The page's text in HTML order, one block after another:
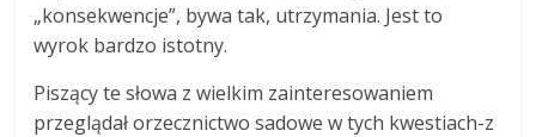
„konsekwencje”, bywa tak, utrzymania. Jest to
wyrok bardzo istotny.
Piszący te słowa z wielkim zainteresowaniem
przeglądał orzecznictwo sadowe w tych kwestiach-z